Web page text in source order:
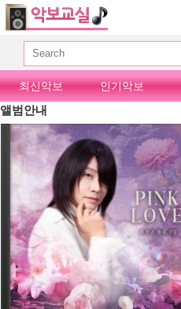
최신악보 인기악보
앨범안내